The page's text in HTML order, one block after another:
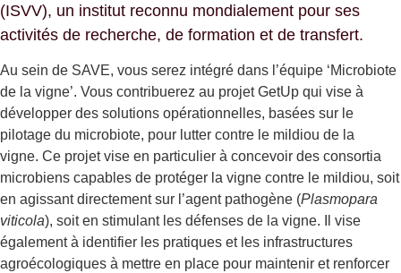
(ISVV), un institut reconnu mondialement pour ses
activités de recherche, de formation et de transfert.
Au sein de SAVE, vous serez intégré dans l’équipe ‘Microbiote
de la vigne’. Vous contribuerez au projet GetUp qui vise à
développer des solutions opérationnelles, basées sur le
pilotage du microbiote, pour lutter contre le mildiou de la
vigne. Ce projet vise en particulier à concevoir des consortia
microbiens capables de protéger la vigne contre le mildiou, soit
en agissant directement sur l’agent pathogène (Plasmopara
viticola), soit en stimulant les défenses de la vigne. Il vise
également à identifier les pratiques et les infrastructures
agroécologiques à mettre en place pour maintenir et renforcer